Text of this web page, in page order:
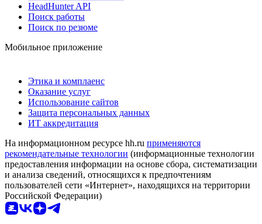
HeadHunter API
Поиск работы
Поиск по резюме
Мобильное приложение
Этика и комплаенс
Оказание услуг
Использование сайтов
Защита персональных данных
ИТ аккредитация
На информационном ресурсе hh.ru применяются
рекомендательные технологии (информационные технологии
предоставления информации на основе сбора, систематизации
и анализа сведений, относящихся к предпочтениям
пользователей сети «Интернет», находящихся на территории
Российской Федерации)